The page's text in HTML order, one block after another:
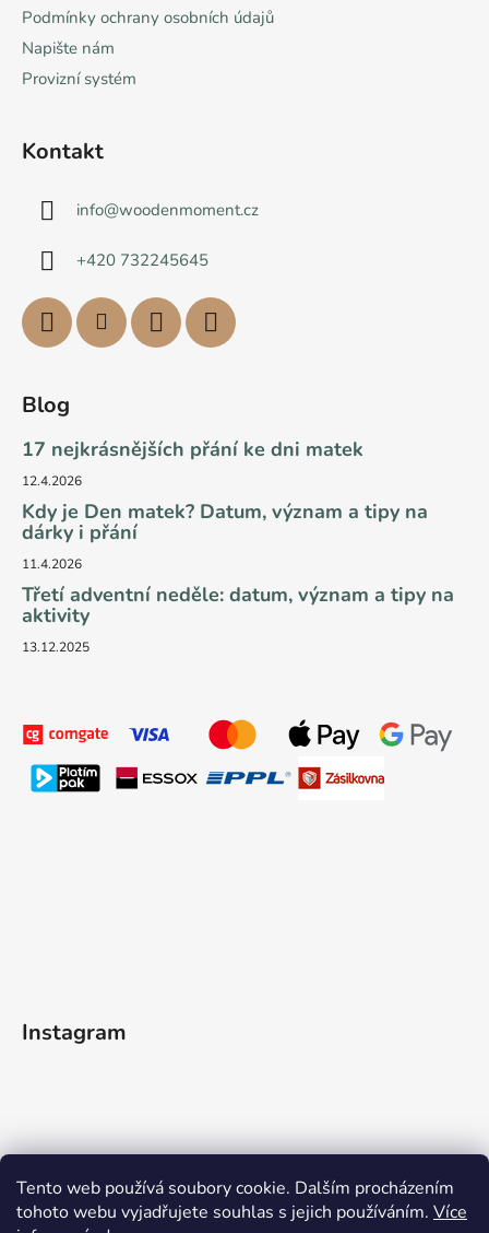
Tento web používá soubory cookie. Dalším procházením
tohoto webu vyjadřujete souhlas s jejich používáním. Více
Podmínky ochrany osobních údajů
Napište nám
Provizní systém
Kontakt
info@woodenmoment.cz
+420 732245645
Blog
17 nejkrásnějších přání ke dni matek
12.4.2026
Kdy je Den matek? Datum, význam a tipy na
dárky i přání
11.4.2026
Třetí adventní neděle: datum, význam a tipy na
aktivity
13.12.2025
Instagram